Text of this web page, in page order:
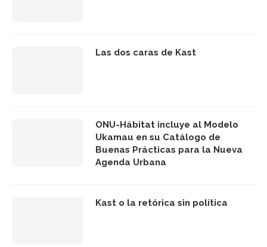
Las dos caras de Kast
ONU-Hábitat incluye al Modelo
Ukamau en su Catálogo de
Buenas Prácticas para la Nueva
Agenda Urbana
Kast o la retórica sin política